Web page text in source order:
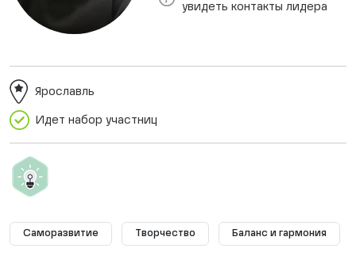
увидеть контакты лидера
Идет набор участниц
Ярославль
Саморазвитие Творчество Баланс и гармония